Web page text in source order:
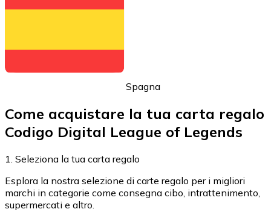
Bonifico SEPA
Aggiungi fondi al tuo conto Bitnovo o fai acquisti
Acquista con bonifico bancario
Carta di credito / debito
Usa le carte Visa e Mastercard per acquistare
Acquista con carta
Negozio - Carte regalo
Nuovo
Spagna
Come acquistare la tua carta regalo
Codigo Digital League of Legends
1. Seleziona la tua carta regalo
Esplora la nostra selezione di carte regalo per i migliori
marchi in categorie come consegna cibo, intrattenimento,
supermercati e altro.